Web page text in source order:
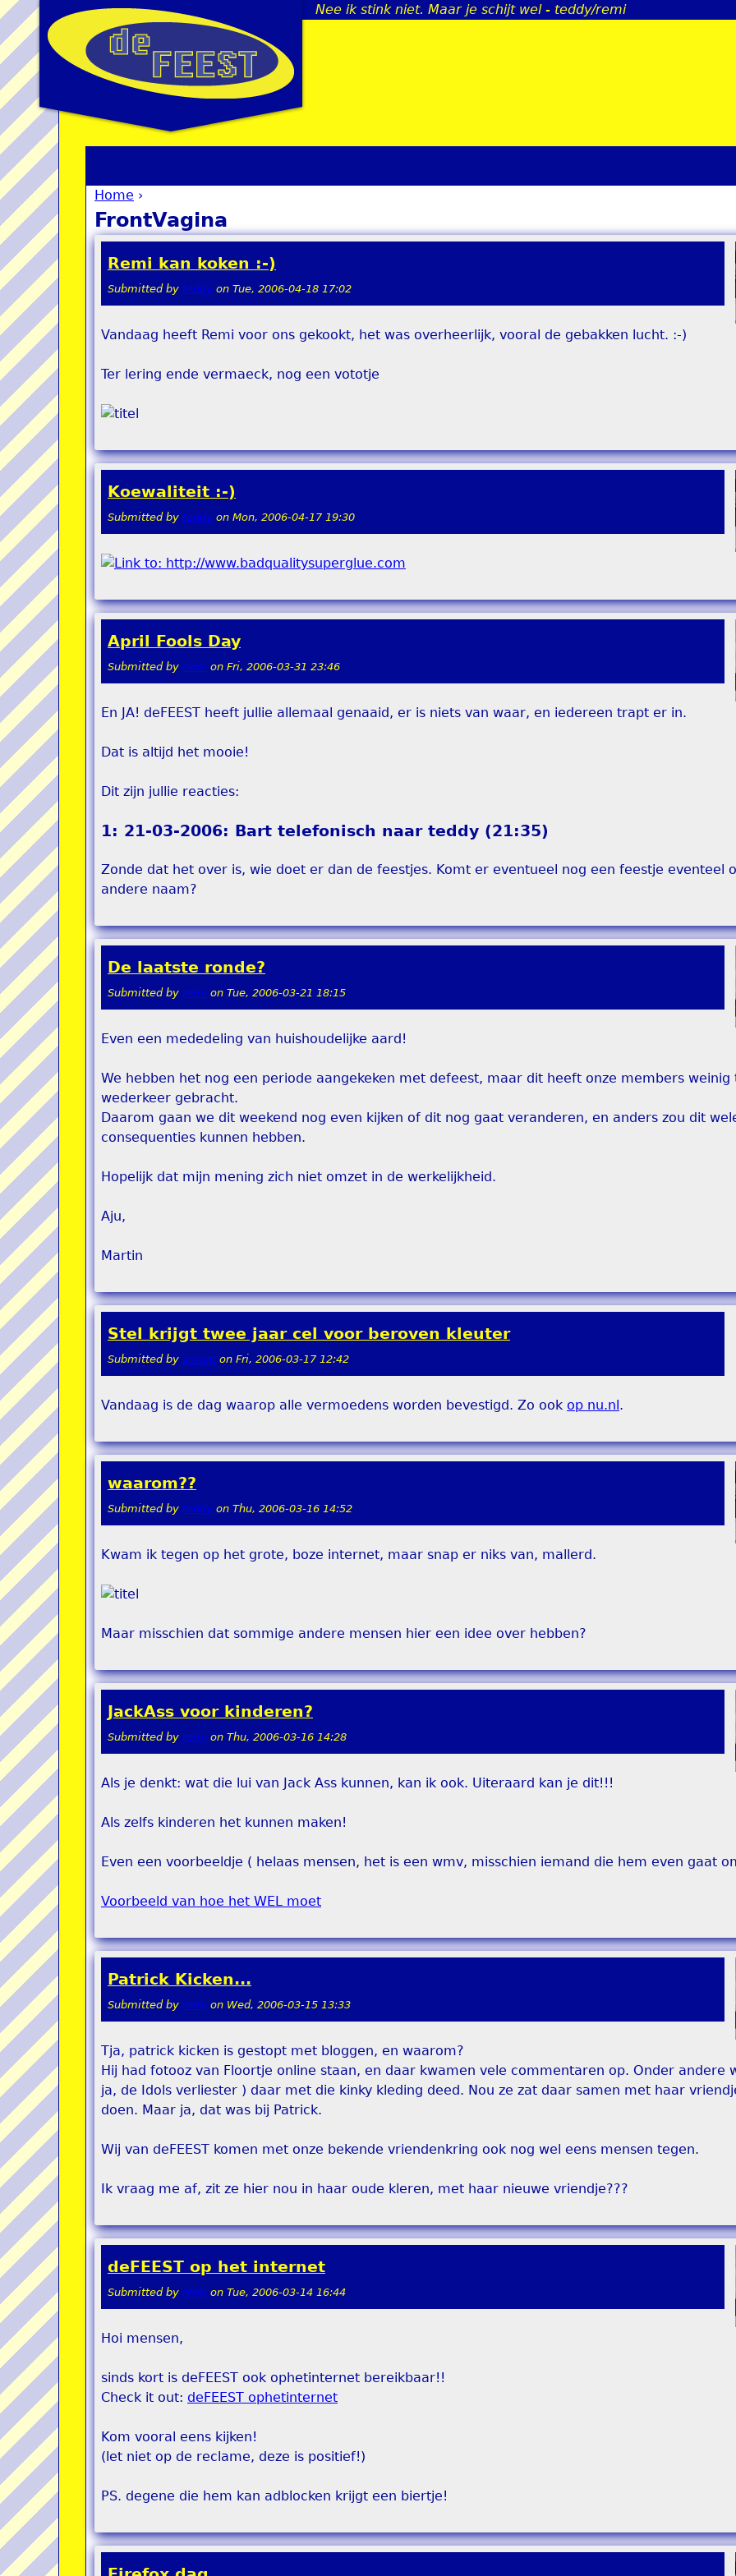
Jump to navigation
Nee ik stink niet. Maar je schijt wel - teddy/remi
You are here
Home ›
FrontVagina
Remi kan koken :-)
Submitted by teddy on Tue, 2006-04-18 17:02
Vandaag heeft Remi voor ons gekookt, het was overheerlijk, vooral de gebakken lucht. :-)
Ter lering ende vermaeck, nog een vototje
Koewaliteit :-)
Submitted by teddy on Mon, 2006-04-17 19:30
April Fools Day
Submitted by remi on Fri, 2006-03-31 23:46
En JA! deFEEST heeft jullie allemaal genaaid, er is niets van waar, en iedereen trapt er in.
Dat is altijd het mooie!
Dit zijn jullie reacties:
1: 21-03-2006: Bart telefonisch naar teddy (21:35)
Zonde dat het over is, wie doet er dan de feestjes. Komt er eventueel nog een feestje eventeel
andere naam?
De laatste ronde?
Submitted by remi on Tue, 2006-03-21 18:15
Even een mededeling van huishoudelijke aard!
We hebben het nog een periode aangekeken met defeest, maar dit heeft onze members weinig
wederkeer gebracht.
Daarom gaan we dit weekend nog even kijken of dit nog gaat veranderen, en anders zou dit
consequenties kunnen hebben.
Hopelijk dat mijn mening zich niet omzet in de werkelijkheid.
Aju,
Martin
Stel krijgt twee jaar cel voor beroven kleuter
Submitted by smunton Fri, 2006-03-17 12:42
Vandaag is de dag waarop alle vermoedens worden bevestigd. Zo ook op nu.nl.
waarom??
Submitted by teddy on Thu, 2006-03-16 14:52
Kwam ik tegen op het grote, boze internet, maar snap er niks van, mallerd.
Maar misschien dat sommige andere mensen hier een idee over hebben?
JackAss voor kinderen?
Submitted by remi on Thu, 2006-03-16 14:28
Als je denkt: wat die lui van Jack Ass kunnen, kan ik ook. Uiteraard kan je dit!!!
Als zelfs kinderen het kunnen maken!
Even een voorbeeldje ( helaas mensen, het is een wmv, misschien iemand die hem even gaat
Voorbeeld van hoe het WEL moet
Patrick Kicken...
Submitted by remi on Wed, 2006-03-15 13:33
Tja, patrick kicken is gestopt met bloggen, en waarom?
Hij had fotooz van Floortje online staan, en daar kwamen vele commentaren op. Onder andere
ja, de Idols verliester ) daar met die kinky kleding deed. Nou ze zat daar samen met haar
doen. Maar ja, dat was bij Patrick.
Wij van deFEEST komen met onze bekende vriendenkring ook nog wel eens mensen tegen.
Ik vraag me af, zit ze hier nou in haar oude kleren, met haar nieuwe vriendje???
deFEEST op het internet
Submitted by remi on Tue, 2006-03-14 16:44
Hoi mensen,
sinds kort is deFEEST ook ophetinternet bereikbaar!!
Check it out: deFEEST ophetinternet
Kom vooral eens kijken!
(let niet op de reclame, deze is positief!)
PS. degene die hem kan adblocken krijgt een biertje!